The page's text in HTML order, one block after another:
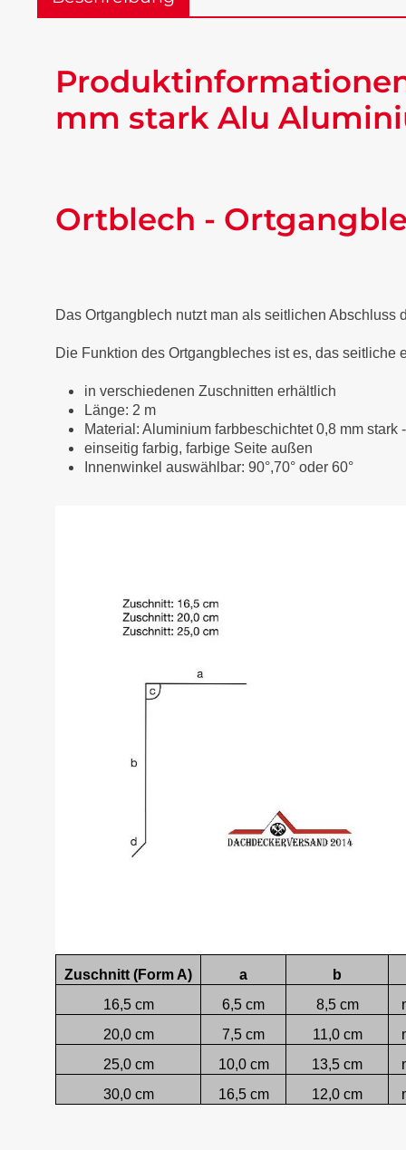
mm stark Alu
Ortblech -
Das Ortgangblech nutzt man als seitlichen
Die Funktion des Ortgangbleches ist es, das
in verschiedenen Zuschnitten erhältlich
Länge: 2 m
Material: Aluminium farbbeschichtet 0,8 mm
einseitig farbig, farbige Seite außen
Innenwinkel auswählbar: 90°,70° oder 60°
Zuschnitt (Form A) a b
16,5 cm
6,5 cm 8,5 cm
20,0 cm
7,5 cm 11,0 cm
25,0 cm
10,0 cm 13,5 cm
30,0 cm
16,5 cm 12,0 cm